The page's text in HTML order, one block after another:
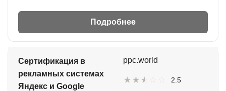
Подробнее
Сертификация в
рекламных системах
Яндекс и Google
ppc.world
2.5